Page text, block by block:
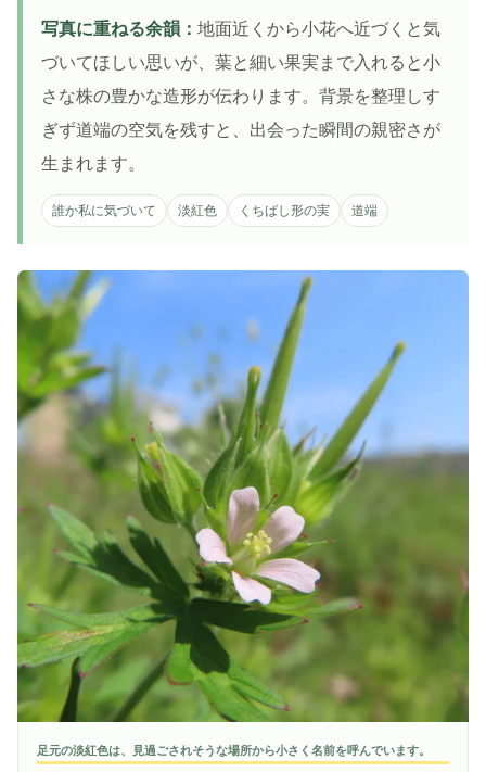
写真に重ねる余韻： 地面近くから小花へ近づくと気
づいてほしい思いが、葉と細い果実まで入れると小
さな株の豊かな造形が伝わります。背景を整理しす
ぎず道端の空気を残すと、出会った瞬間の親密さが
生まれます。
誰か私に気づいて 淡紅色 くちばし形の実 道端
足元の淡紅色は、見過ごされそうな場所から小さく名前を呼んでいます。